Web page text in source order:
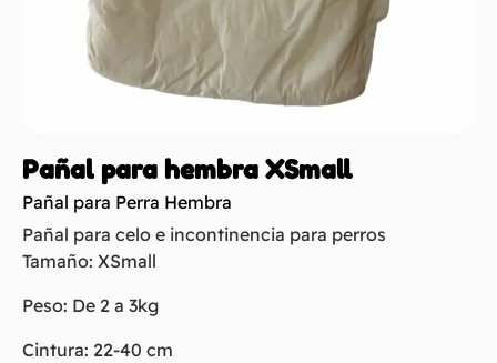
Pañal para hembra XSmall
Pañal para Perra Hembra
Pañal para celo e incontinencia para perros
Tamaño: XSmall
Peso: De 2 a 3kg
Cintura: 22-40 cm